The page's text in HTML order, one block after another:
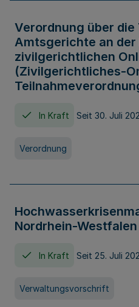
Verordnung über die
Amtsgerichte an der
zivilgerichtlichen
(Zivilgerichtliches-
In Kraft Seit 30. Juli
Verordnung
Nordrhein-Westfalen
In Kraft Seit 25. Juli
Verwaltungsvorschrift